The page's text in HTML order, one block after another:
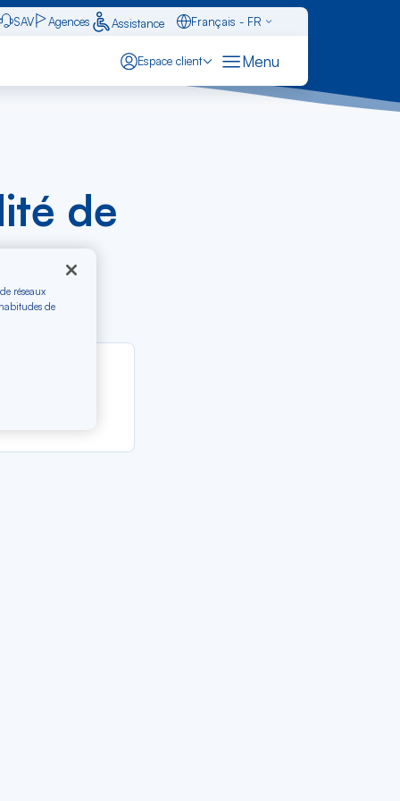
SAV Agences Assistance
Français - FR
Espace client Menu
de
réseaux
de